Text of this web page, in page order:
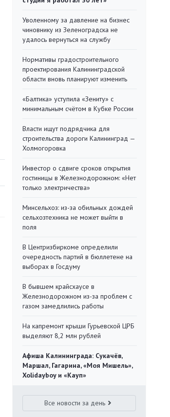
Уволенному за давление на бизнес
чиновнику из Зеленоградска не
удалось вернуться на службу
Нормативы градостроительного
проектирования Калининградской
области вновь планируют изменить
«Балтика» уступила «Зениту» с
минимальным счётом в Кубке России
Власти ищут подрядчика для
строительства дороги Калининград —
Холмогоровка
Инвестор о сдвиге сроков открытия
гостиницы в Железнодорожном: «Нет
только электричества»
Минсельхоз: из-за обильных дождей
сельхозтехника не может выйти в
поля
В Центризбиркоме определили
очередность партий в бюллетене на
выборах в Госдуму
В бывшем крайсхаусе в
Железнодорожном из-за проблем с
газом замедлились работы
На капремонт крыши Гурьевской ЦРБ
выделяют 8,2 млн рублей
Афиша Калининграда: Сукачёв,
Маршал, Гагарина, «Моя Мишель»,
Xolidayboy и «Кауп»
Все новости за день